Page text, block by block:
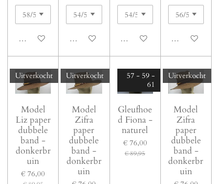
In winkelwagen In winkelwagen In winkelwagen In
Uitverkocht
Model
Liz paper
dubbele
band -
donkerbr
uin
€ 76,00
Uitverkocht
Model
Zifra
paper
dubbele
band -
donkerbr
uin
57 - 59 -
61
Gleufhoe
d Fiona -
naturel
€ 76,00
€ 89,95
Uitverkocht
Model
Zifra
paper
dubbele
band -
donkerbr
uin